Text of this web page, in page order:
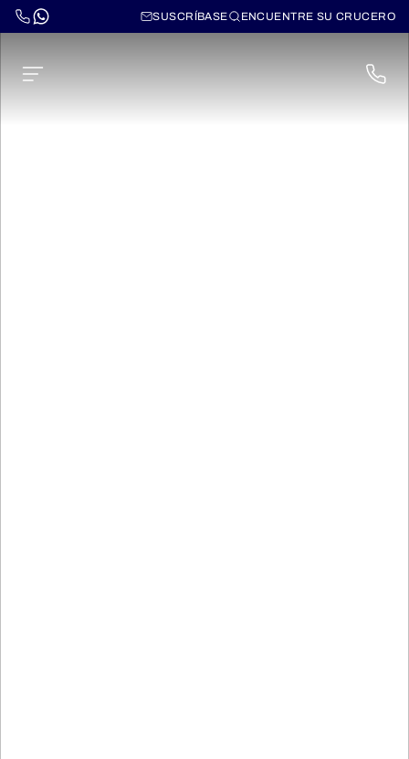
SUSCRÍBASE ENCUENTRE SU CRUCERO
Ms Monet